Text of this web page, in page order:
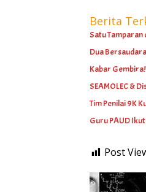
Berita
Satu Tamparan
Dua
Kabar
SEAMOLEC &
Tim Penilai 9K
Guru PAUD
Post